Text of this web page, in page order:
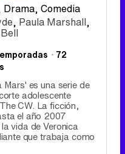
Drama, Comedia
, Paula Marshall,
· 72
Mars' es una serie de
adolescente
CW. La ficción,
el año 2007
vida de Veronica
que trabaja como